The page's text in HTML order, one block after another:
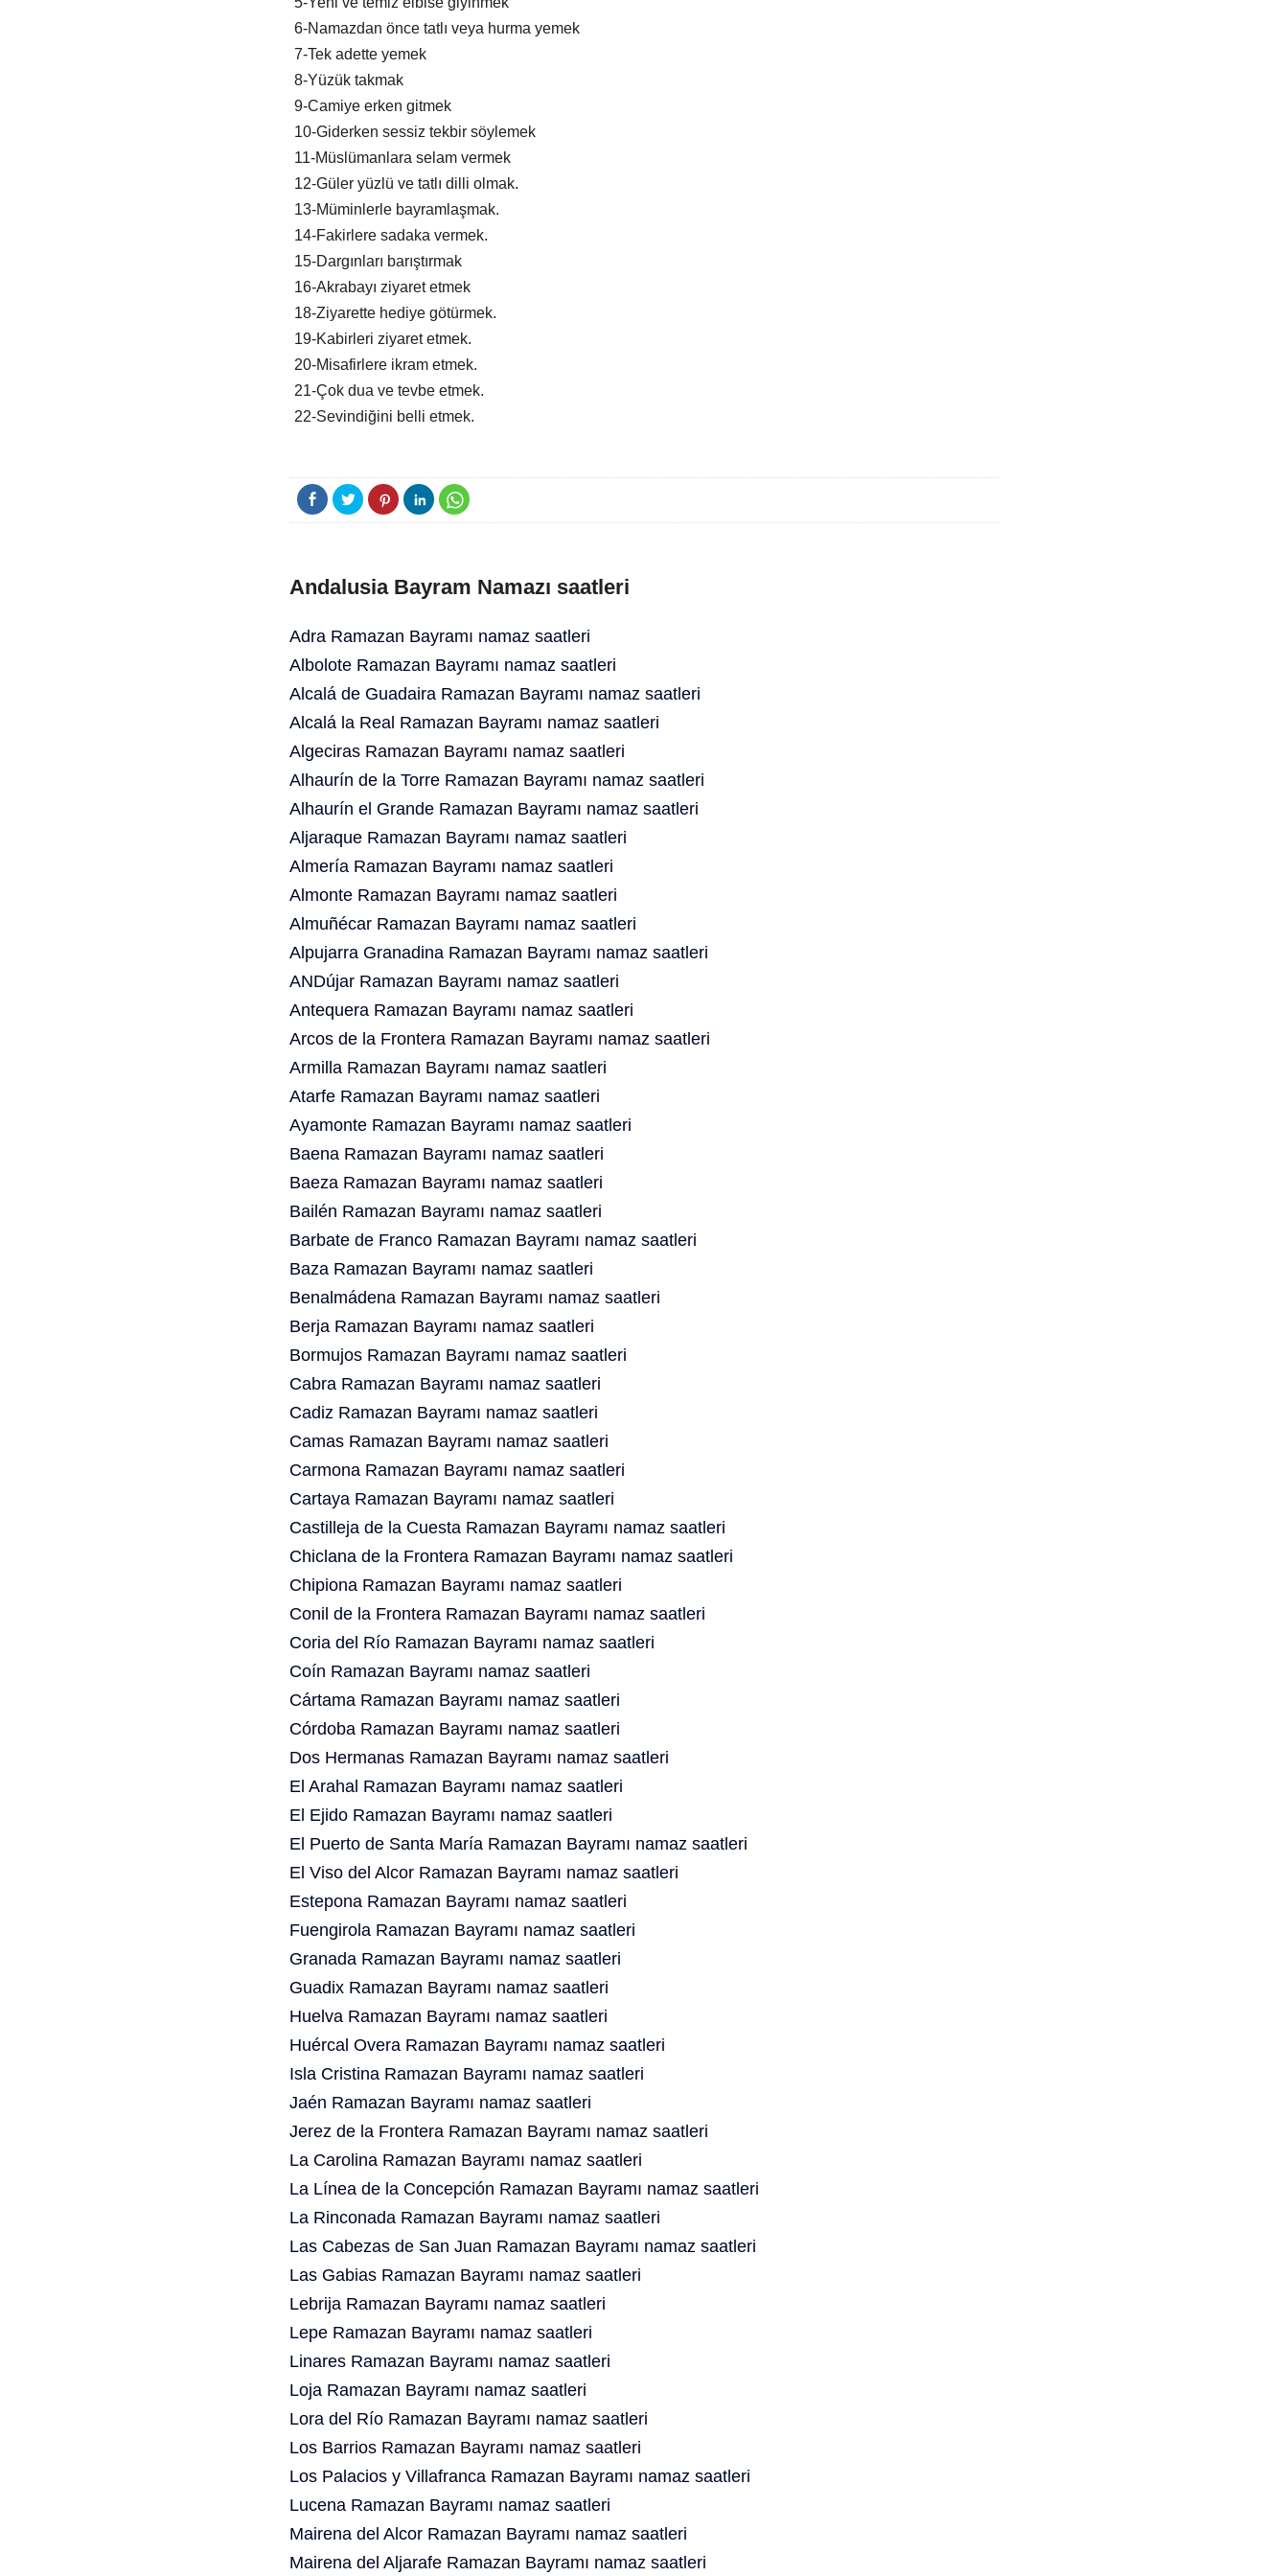
6-Namazdan önce tatlı veya hurma yemek
7-Tek adette yemek
8-Yüzük takmak
9-Camiye erken gitmek
10-Giderken sessiz tekbir söylemek
11-Müslümanlara selam vermek
12-Güler yüzlü ve tatlı dilli olmak.
13-Müminlerle bayramlaşmak.
14-Fakirlere sadaka vermek.
15-Dargınları barıştırmak
16-Akrabayı ziyaret etmek
18-Ziyarette hediye götürmek.
19-Kabirleri ziyaret etmek.
20-Misafirlere ikram etmek.
21-Çok dua ve tevbe etmek.
22-Sevindiğini belli etmek.
Andalusia Bayram Namazı saatleri
Adra Ramazan Bayramı namaz saatleri
Albolote Ramazan Bayramı namaz saatleri
Alcalá de Guadaira Ramazan Bayramı namaz saatleri
Alcalá la Real Ramazan Bayramı namaz saatleri
Algeciras Ramazan Bayramı namaz saatleri
Alhaurín de la Torre Ramazan Bayramı namaz saatleri
Alhaurín el Grande Ramazan Bayramı namaz saatleri
Aljaraque Ramazan Bayramı namaz saatleri
Almería Ramazan Bayramı namaz saatleri
Almonte Ramazan Bayramı namaz saatleri
Almuñécar Ramazan Bayramı namaz saatleri
Alpujarra Granadina Ramazan Bayramı namaz saatleri
ANDújar Ramazan Bayramı namaz saatleri
Antequera Ramazan Bayramı namaz saatleri
Arcos de la Frontera Ramazan Bayramı namaz saatleri
Armilla Ramazan Bayramı namaz saatleri
Atarfe Ramazan Bayramı namaz saatleri
Ayamonte Ramazan Bayramı namaz saatleri
Baena Ramazan Bayramı namaz saatleri
Baeza Ramazan Bayramı namaz saatleri
Bailén Ramazan Bayramı namaz saatleri
Barbate de Franco Ramazan Bayramı namaz saatleri
Baza Ramazan Bayramı namaz saatleri
Benalmádena Ramazan Bayramı namaz saatleri
Berja Ramazan Bayramı namaz saatleri
Bormujos Ramazan Bayramı namaz saatleri
Cabra Ramazan Bayramı namaz saatleri
Cadiz Ramazan Bayramı namaz saatleri
Camas Ramazan Bayramı namaz saatleri
Carmona Ramazan Bayramı namaz saatleri
Cartaya Ramazan Bayramı namaz saatleri
Castilleja de la Cuesta Ramazan Bayramı namaz saatleri
Chiclana de la Frontera Ramazan Bayramı namaz saatleri
Chipiona Ramazan Bayramı namaz saatleri
Conil de la Frontera Ramazan Bayramı namaz saatleri
Coria del Río Ramazan Bayramı namaz saatleri
Coín Ramazan Bayramı namaz saatleri
Cártama Ramazan Bayramı namaz saatleri
Córdoba Ramazan Bayramı namaz saatleri
Dos Hermanas Ramazan Bayramı namaz saatleri
El Arahal Ramazan Bayramı namaz saatleri
El Ejido Ramazan Bayramı namaz saatleri
El Puerto de Santa María Ramazan Bayramı namaz saatleri
El Viso del Alcor Ramazan Bayramı namaz saatleri
Estepona Ramazan Bayramı namaz saatleri
Fuengirola Ramazan Bayramı namaz saatleri
Granada Ramazan Bayramı namaz saatleri
Guadix Ramazan Bayramı namaz saatleri
Huelva Ramazan Bayramı namaz saatleri
Huércal Overa Ramazan Bayramı namaz saatleri
Isla Cristina Ramazan Bayramı namaz saatleri
Jaén Ramazan Bayramı namaz saatleri
Jerez de la Frontera Ramazan Bayramı namaz saatleri
La Carolina Ramazan Bayramı namaz saatleri
La Línea de la Concepción Ramazan Bayramı namaz saatleri
La Rinconada Ramazan Bayramı namaz saatleri
Las Cabezas de San Juan Ramazan Bayramı namaz saatleri
Las Gabias Ramazan Bayramı namaz saatleri
Lebrija Ramazan Bayramı namaz saatleri
Lepe Ramazan Bayramı namaz saatleri
Linares Ramazan Bayramı namaz saatleri
Loja Ramazan Bayramı namaz saatleri
Lora del Río Ramazan Bayramı namaz saatleri
Los Barrios Ramazan Bayramı namaz saatleri
Los Palacios y Villafranca Ramazan Bayramı namaz saatleri
Lucena Ramazan Bayramı namaz saatleri
Mairena del Alcor Ramazan Bayramı namaz saatleri
Mairena del Aljarafe Ramazan Bayramı namaz saatleri